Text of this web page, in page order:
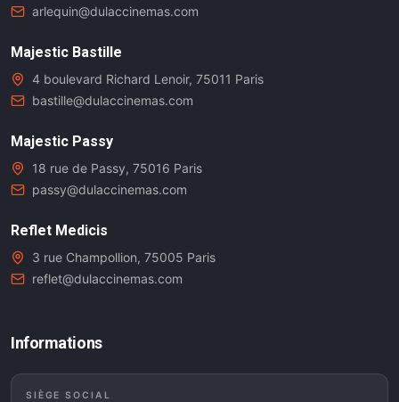
arlequin@dulaccinemas.com
Majestic Bastille
4 boulevard Richard Lenoir, 75011 Paris
bastille@dulaccinemas.com
Majestic Passy
18 rue de Passy, 75016 Paris
passy@dulaccinemas.com
Reflet Medicis
3 rue Champollion, 75005 Paris
reflet@dulaccinemas.com
Informations
SIÈGE SOCIAL